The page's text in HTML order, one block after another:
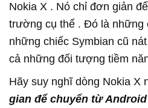
Nokia X . Nó chỉ đơn giản
trường cụ thể . Đó là những
những chiếc Symbian cũ
cả những đối tượng tiềm
Hãy suy nghĩ dòng Nokia X
gian để chuyển từ